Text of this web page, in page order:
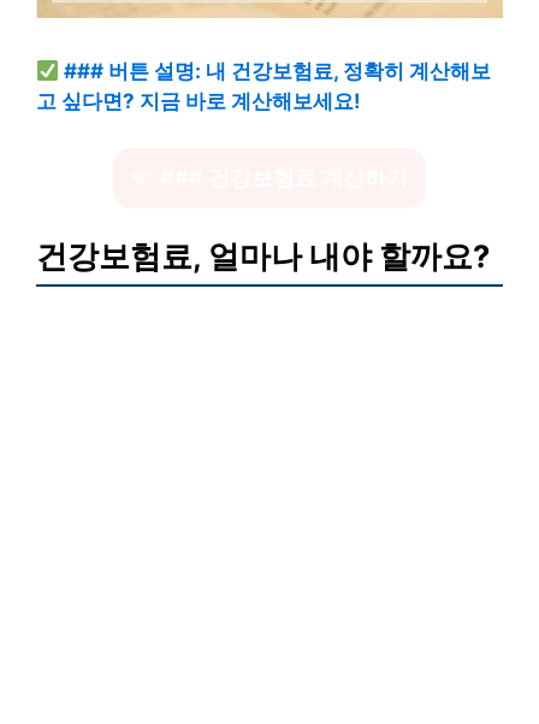
### 버튼 설명: 내 건강보험료, 정확히 계산해보
고 싶다면? 지금 바로 계산해보세요!
건강보험료, 얼마나 내야 할까요?